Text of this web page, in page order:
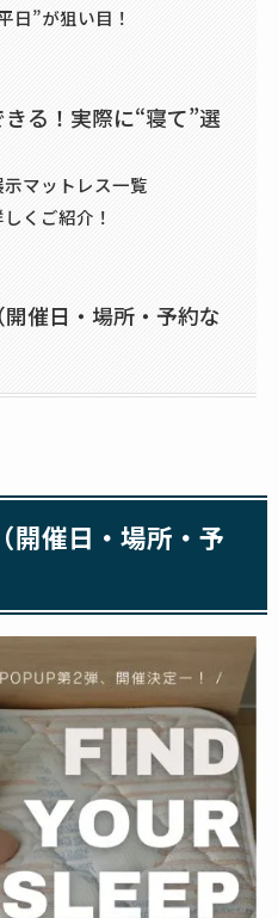
日”が狙い目！
る！実際に“寝て”選
マットレス一覧
くご紹介！
催日・場所・予約な
開催日・場所・予